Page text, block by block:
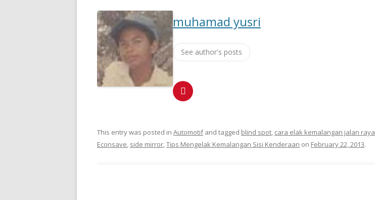
muhamad yusri
See author's posts
This entry was posted in Automotifand tagged blind spot, cara elak kemalangan jalan raya
Econsave, side mirror,Tips Mengelak Kemalangan Sisi Kenderaan on February 22, 2013.